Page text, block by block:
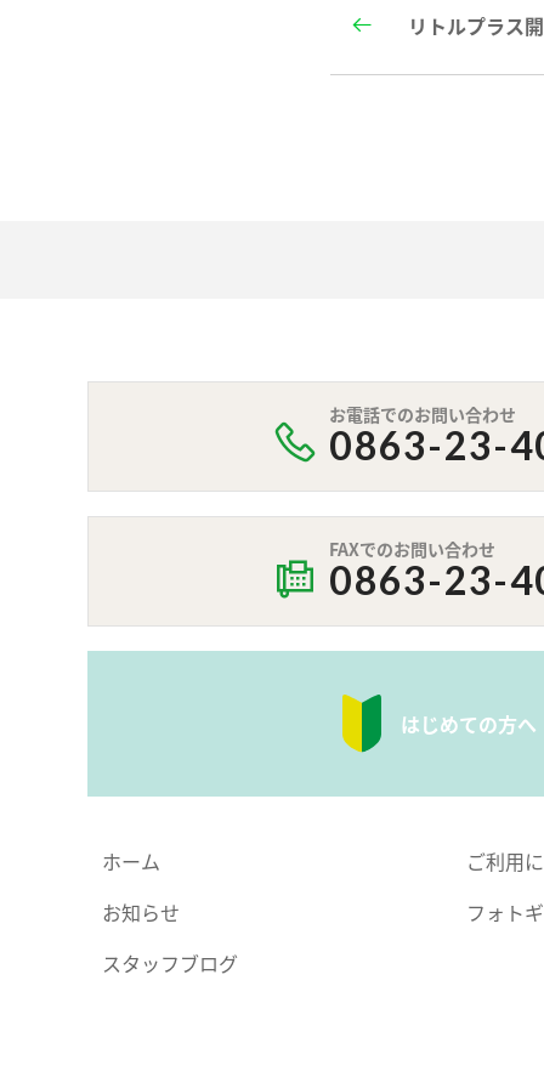
リトルプラス
お電話でのお問い合わせ
0863-23-
FAXでのお問い合わせ
0863-23-
はじめての方へ
ホーム
お知らせ
スタッフブログ
ご利用
フォト